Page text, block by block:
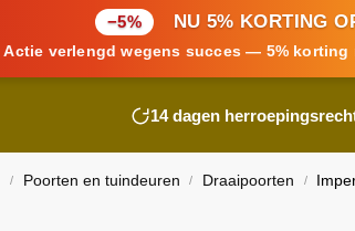
−5% NU 5% KORTING
Actie verlengd wegens succes — 5%
14 dagen
/ Poorten en tuindeuren / Draaipoorten /